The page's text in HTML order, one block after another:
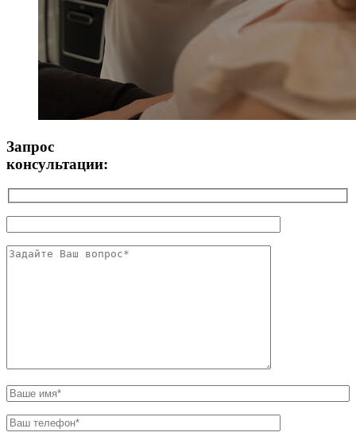
Запрос
консультации: